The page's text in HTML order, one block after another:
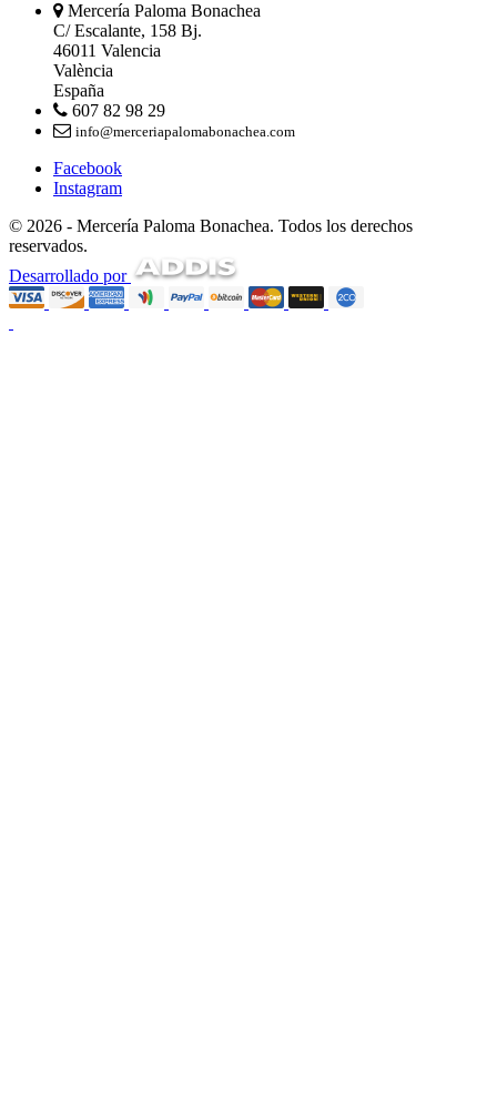
Mercería Paloma Bonachea
C/ Escalante, 158 Bj.
46011 Valencia
València
España
607 82 98 29
info@merceriapalomabonachea.com
Facebook
Instagram
© 2026 - Mercería Paloma Bonachea. Todos los derechos
reservados.
Desarrollado por